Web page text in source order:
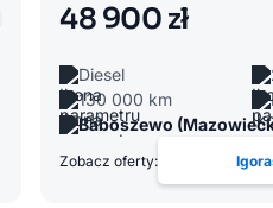
48 900 zł
Diesel
130 000 km
Baboszewo
Zobacz oferty: